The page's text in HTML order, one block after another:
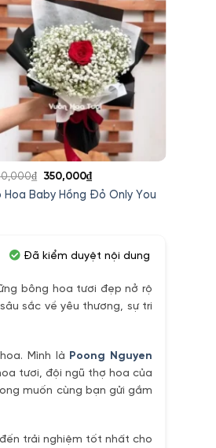
Hoa Baby Hồng Đỏ Only You
₫
Giá
gốc
350,000₫Giá
hiện
bông hoa tươi đẹp nở rộ
sắc về yêu thương, sự tri
Mình là Poong Nguyen
tươi, đội ngũ thợ hoa của
muốn cùng bạn gửi gắm
trải nghiệm tốt nhất cho
Đã kiểm duyệt nội dung